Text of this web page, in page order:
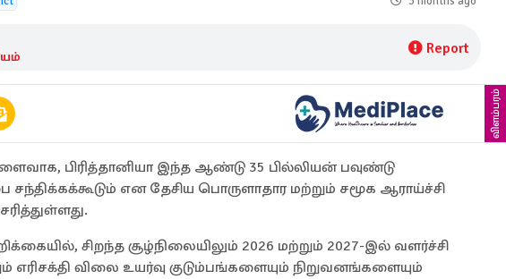
Report
விளம்பரம்
பிரித்தானியா இந்த ஆண்டு 35 பில்லியன் பவுண்டு
என தேசிய பொருளாதார மற்றும் சமூக ஆராய்ச்சி
சிறந்த சூழ்நிலையிலும் 2026 மற்றும் 2027-இல் வளர்ச்சி
எரிசக்தி விலை உயர்வு குடும்பங்களையும் நிறுவனங்களையும்